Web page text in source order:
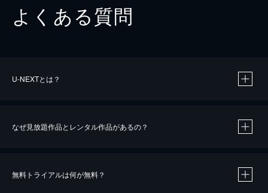
よくある質問
U-NEXTとは？
なぜ見放題作品とレンタル作品があるの？
無料トライアルは何が無料？